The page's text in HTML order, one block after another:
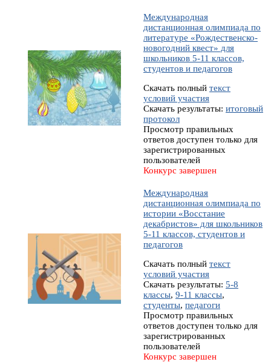
Международная
дистанционная олимпиада по
литературе «Рождественско-
новогодний квест» для
школьников 5-11 классов,
студентов и педагогов
Скачать полный текст
условий участия
Скачать результаты: итоговый
протокол
Просмотр правильных
ответов доступен только для
зарегистрированных
пользователей
Конкурс завершен
Международная
дистанционная олимпиада по
истории «Восстание
декабристов» для школьников
5-11 классов, студентов и
педагогов
Скачать полный текст
условий участия
Скачать результаты: 5-8
классы, 9-11 классы,
студенты, педагоги
Просмотр правильных
ответов доступен только для
зарегистрированных
пользователей
Конкурс завершен